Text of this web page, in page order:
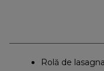
Rolă de